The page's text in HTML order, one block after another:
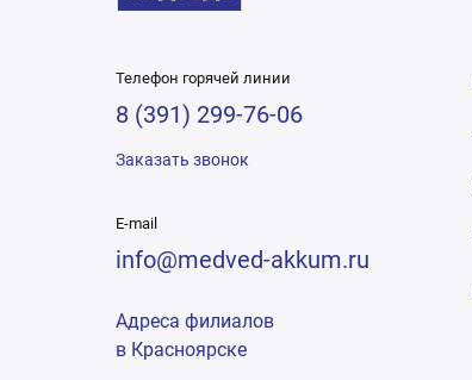
Телефон горячей линии
8 (391) 299-76-06
Заказать звонок
E-mail
info@medved-akkum.ru
Адреса филиалов
в Красноярске